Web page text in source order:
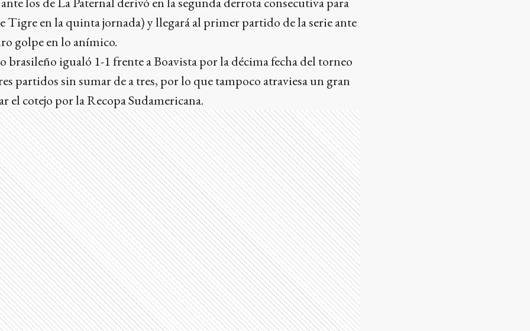
Tigre en la quinta jornada) y llegará al primer partido de la serie ante
golpe en lo anímico.
brasileño igualó 1-1 frente a Boavista por la décima fecha del torneo
partidos sin sumar de a tres, por lo que tampoco atraviesa un gran
el cotejo por la Recopa Sudamericana.